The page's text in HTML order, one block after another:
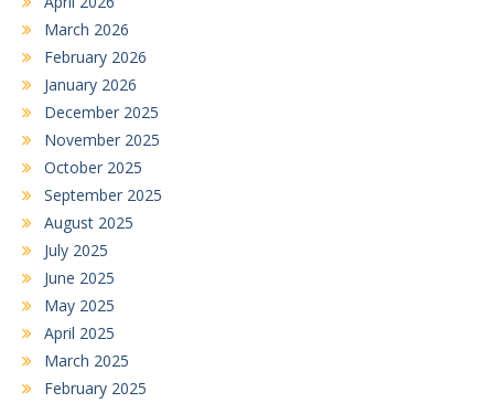
March 2026
February 2026
January 2026
December 2025
November 2025
October 2025
September 2025
August 2025
July 2025
June 2025
May 2025
April 2025
March 2025
February 2025